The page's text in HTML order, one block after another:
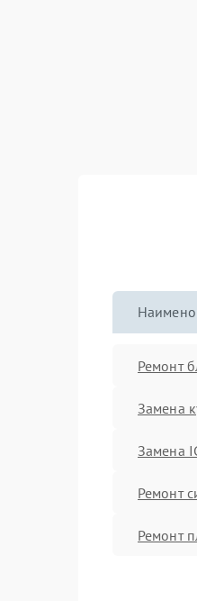
Ремонт
Замена
Замена
Ремонт
Ремонт